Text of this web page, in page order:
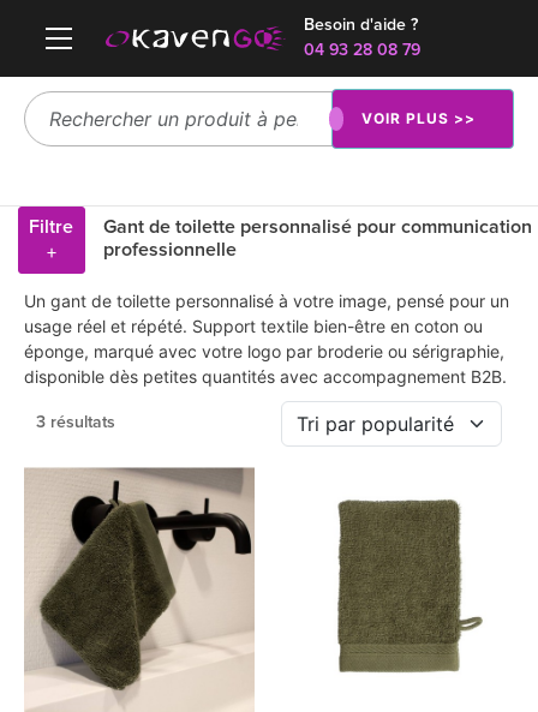
Besoin d'aide ?
04 93 28 08 79
VOIR PLUS >>
Filtre
+
Gant de toilette personnalisé pour communication
professionnelle
Un gant de toilette personnalisé à votre image, pensé pour un
usage réel et répété. Support textile bien-être en coton ou
éponge, marqué avec votre logo par broderie ou sérigraphie,
disponible dès petites quantités avec accompagnement B2B.
3 résultats